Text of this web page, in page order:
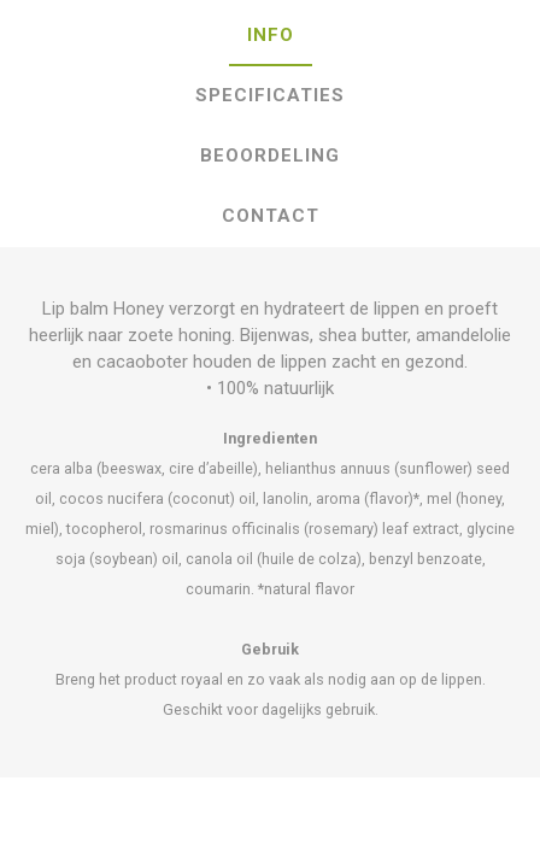
INFO
SPECIFICATIES
BEOORDELING
CONTACT
Lip balm Honey verzorgt en hydrateert de lippen en proeft
heerlijk naar zoete honing. Bijenwas, shea butter, amandelolie
en cacaoboter houden de lippen zacht en gezond.
• 100% natuurlijk
Ingredienten
cera alba (beeswax, cire d’abeille), helianthus annuus (sunflower) seed
oil, cocos nucifera (coconut) oil, lanolin, aroma (flavor)*, mel (honey,
miel), tocopherol, rosmarinus officinalis (rosemary) leaf extract, glycine
soja (soybean) oil, canola oil (huile de colza), benzyl benzoate,
coumarin. *natural flavor
Gebruik
Breng het product royaal en zo vaak als nodig aan op de lippen.
Geschikt voor dagelijks gebruik.